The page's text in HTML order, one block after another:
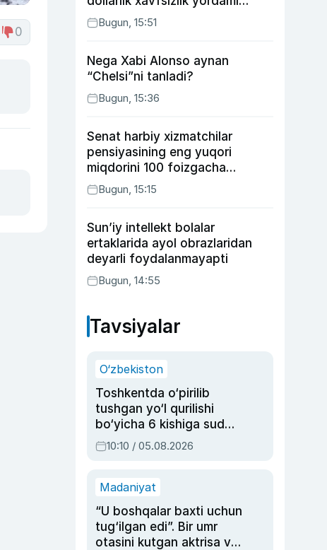
0
bermoqchi
Bugun, 15:51
Nega Xabi Alonso aynan
“Chelsi”ni tanladi?
Bugun, 15:36
Senat harbiy xizmatchilar
pensiyasining eng yuqori
miqdorini 100 foizgacha
oshirishni nazarda tutuvchi
qonunni ma’qulladi
Bugun, 15:15
Sun’iy intellekt bolalar
ertaklarida ayol obrazlaridan
deyarli foydalanmayapti
Bugun, 14:55
Tavsiyalar
O‘zbekiston
Toshkentda o‘pirilib
tushgan yo‘l qurilishi
bo‘yicha 6 kishiga sud
hukmi o‘qildi
10:10 / 05.08.2026
Madaniyat
“U boshqalar baxti uchun
tug‘ilgan edi”. Bir umr
otasini kutgan aktrisa va